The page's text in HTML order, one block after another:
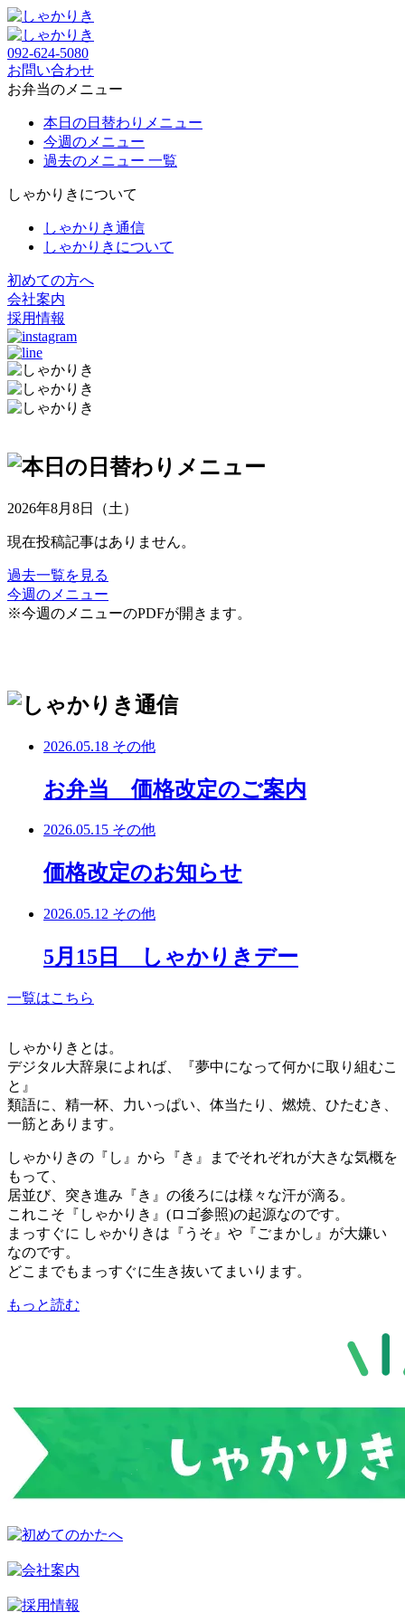
092-624-5080
お問い合わせ
お弁当のメニュー
本日の日替わりメニュー
今週のメニュー
過去のメニュー 一覧
しゃかりきについて
しゃかりき通信
しゃかりきについて
初めての方へ
会社案内
採用情報
2026年8月8日（土）
現在投稿記事はありません。
過去一覧を見る
今週のメニュー
※今週のメニューのPDFが開きます。
2026.05.18 その他
お弁当 価格改定のご案内
2026.05.15 その他
価格改定のお知らせ
2026.05.12 その他
5月15日 しゃかりきデー
一覧はこちら
しゃかりきとは。
デジタル大辞泉によれば、『夢中になって何かに取り組むこ
と』
類語に、精一杯、力いっぱい、体当たり、燃焼、ひたむき、
一筋とあります。
しゃかりきの『し』から『き』までそれぞれが大きな気概を
もって、
居並び、突き進み『き』の後ろには様々な汗が滴る。
これこそ『しゃかりき』(ロゴ参照)の起源なのです。
まっすぐに しゃかりきは『うそ』や『ごまかし』が大嫌い
なのです。
どこまでもまっすぐに生き抜いてまいります。
もっと読む